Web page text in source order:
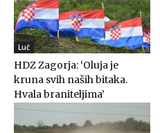
Luč
HDZ Zagorja: ‘Oluja je
kruna svih naših bitaka.
Hvala braniteljima’